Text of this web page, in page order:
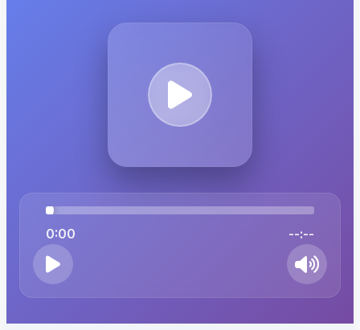
0:00 --:--